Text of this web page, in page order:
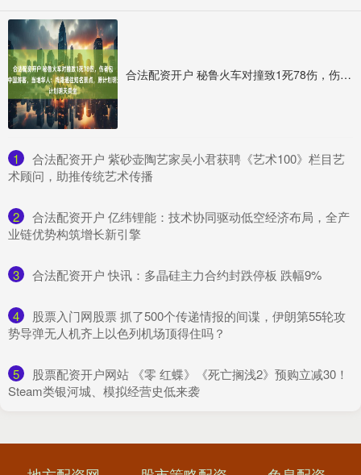
合法配资开户 秘鲁火车对撞致1死78伤，伤者包括4名中国游客，当地华人：线路通往知名景点，原计划明天乘坐
1
​合法配资开户 紫砂壶陶艺家吴小君获聘《艺术100》栏目艺
术顾问，助推传统艺术传播
2
​合法配资开户 亿纬锂能：技术协同驱动低空经济布局，全产
业链优势构筑增长新引擎
3 ​合法配资开户 快讯：多晶硅主力合约封跌停板 跌幅9%
4
​股票入门网股票 抓了500个传递情报的间谍，伊朗第55轮攻
势导弹无人机齐上以色列机场顶得住吗？
5
​股票配资开户网站 《零 红蝶》《死亡搁浅2》预购立减30！
Steam类银河城、模拟经营史低来袭